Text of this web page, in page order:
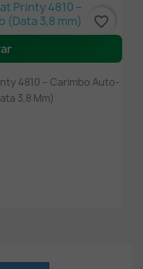
4810 – Carimbo Auto-
3,8 Mm)
favorite_border